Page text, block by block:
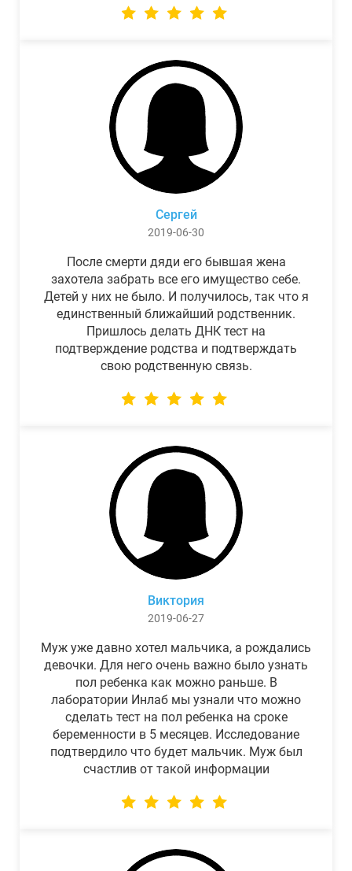
Сергей
2019-06-30
После смерти дяди его бывшая жена
захотела забрать все его имущество себе.
Детей у них не было. И получилось, так что я
единственный ближайший родственник.
Пришлось делать ДНК тест на
подтверждение родства и подтверждать
свою родственную связь.
Виктория
2019-06-27
Муж уже давно хотел мальчика, а рождались
девочки. Для него очень важно было узнать
пол ребенка как можно раньше. В
лаборатории Инлаб мы узнали что можно
сделать тест на пол ребенка на сроке
беременности в 5 месяцев. Исследование
подтвердило что будет мальчик. Муж был
счастлив от такой информации